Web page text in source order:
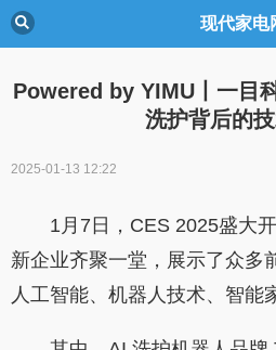
现代家电
Powered by YIMU丨一目
洗护背后的
2025-01-13 12:22
1月7日，CES 2025盛大
新企业齐聚一堂，展示了众多
人工智能、机器人技术、智能